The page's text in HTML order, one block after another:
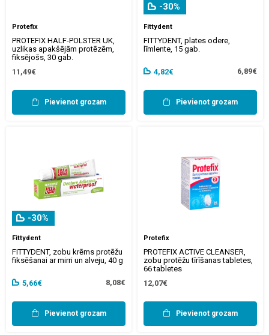
Protefix
PROTEFIX HALF-POLSTER UK,
uzlikas apakšējām protēzēm,
fiksējošs, 30 gab.
11,49€
Pievienot grozam
-30%
Fittydent
FITTYDENT, plates odere,
līmlente, 15 gab.
4,82€ 6,89€
Pievienot grozam
-30%
Fittydent
FITTYDENT, zobu krēms protēžu
fiksēšanai ar mirri un alveju, 40 g
5,66€ 8,08€
Pievienot grozam
Protefix
PROTEFIX ACTIVE CLEANSER,
zobu protēžu tīrīšanas tabletes,
66 tabletes
12,07€
Pievienot grozam